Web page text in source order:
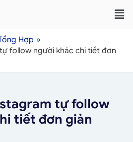
Hợp
follow người khác chi tiết đơn
tự follow
tiết đơn giản